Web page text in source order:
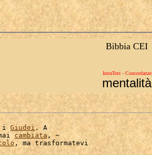
Bibbia CEI
IntraText - Concordanze
mentalità
i Giudei . A
cambiata , ~